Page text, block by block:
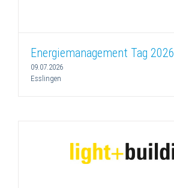
Energiemanagement Tag 2026
09.07.2026
Esslingen